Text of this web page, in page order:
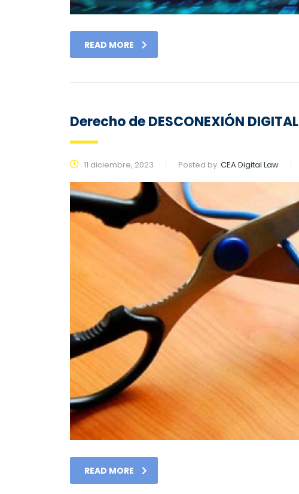
READ MORE
Derecho de DESCONEXIÓN DIGITAL
11 diciembre, 2023 Posted by: CEA Digital Law
READ MORE